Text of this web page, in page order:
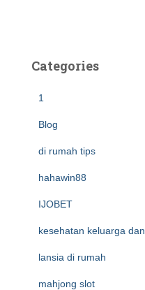
Categories
1
Blog
di rumah tips
hahawin88
IJOBET
kesehatan keluarga dan
lansia di rumah
mahjong slot